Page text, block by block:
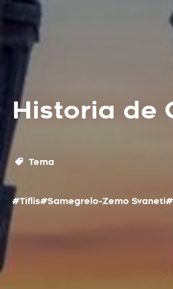
Historia de
Tema
#Tiflis#Samegrelo-Zemo Svaneti